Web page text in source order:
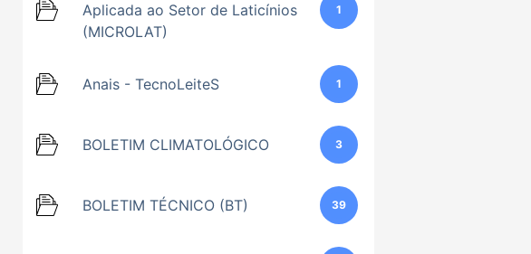
Aplicada ao Setor de Laticínios
(MICROLAT)
1
Anais - TecnoLeiteS 1
BOLETIM CLIMATOLÓGICO 3
BOLETIM TÉCNICO (BT) 39